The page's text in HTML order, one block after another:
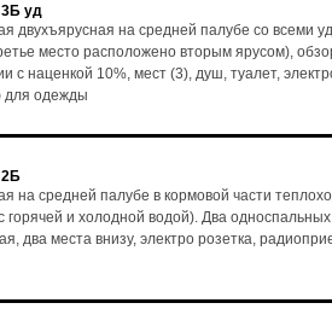
3Б уд
двухъярусная на средней палубе со всеми
место расположено вторым ярусом),
с наценкой 10%, мест (3), душ, туалет,
для одежды
2Б
на средней палубе в кормовой части
горячей и холодной водой). Два
два места внизу, электро розетка,